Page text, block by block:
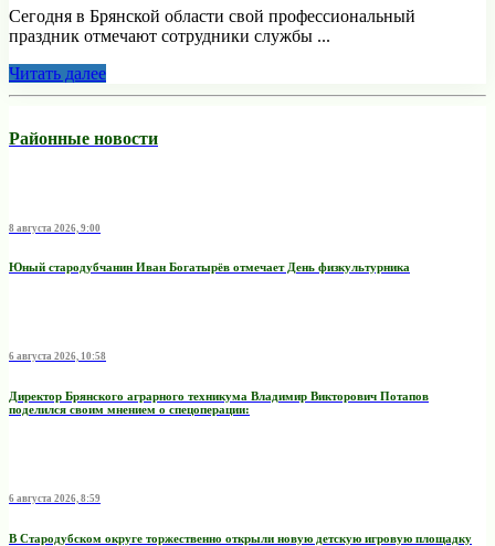
Сегодня в Брянской области свой профессиональный
праздник отмечают сотрудники службы ...
Читать далее
Районные новости
8 августа 2026, 9:00
Юный стародубчанин Иван Богатырёв отмечает День физкультурника
6 августа 2026, 10:58
Директор Брянского аграрного техникума Владимир Викторович Потапов
поделился своим мнением о спецоперации:
6 августа 2026, 8:59
В Стародубском округе торжественно открыли новую детскую игровую площадку